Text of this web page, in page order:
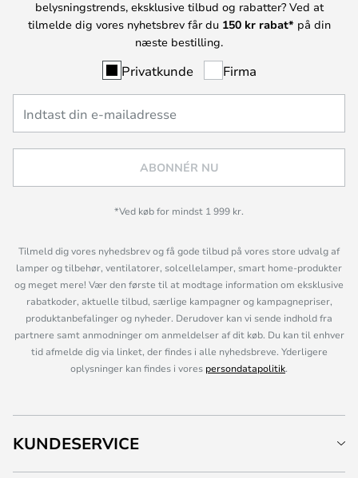
belysningstrends, eksklusive tilbud og rabatter? Ved at
tilmelde dig vores nyhetsbrev får du 150 kr rabat* på din
næste bestilling.
Privatkunde Firma
ABONNÉR NU
*Ved køb for mindst 1 999 kr.
Tilmeld dig vores nyhedsbrev og få gode tilbud på vores store udvalg af
lamper og tilbehør, ventilatorer, solcellelamper, smart home-produkter
og meget mere! Vær den første til at modtage information om eksklusive
rabatkoder, aktuelle tilbud, særlige kampagner og kampagnepriser,
produktanbefalinger og nyheder. Derudover kan vi sende indhold fra
partnere samt anmodninger om anmeldelser af dit køb. Du kan til enhver
tid afmelde dig via linket, der findes i alle nyhedsbreve. Yderligere
oplysninger kan findes i vores persondatapolitik.
KUNDESERVICE